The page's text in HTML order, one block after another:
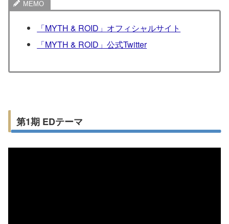
「MYTH & ROID」オフィシャルサイト
「MYTH & ROID」公式Twitter
第1期 EDテーマ